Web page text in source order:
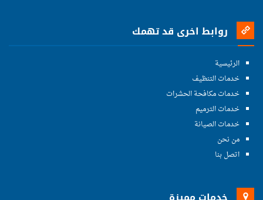
روابط اخرى قد تهمك
الرئيسية
خدمات التنظيف
خدمات مكافحة الحشرات
خدمات الترميم
خدمات الصيانة
من نحن
اتصل بنا